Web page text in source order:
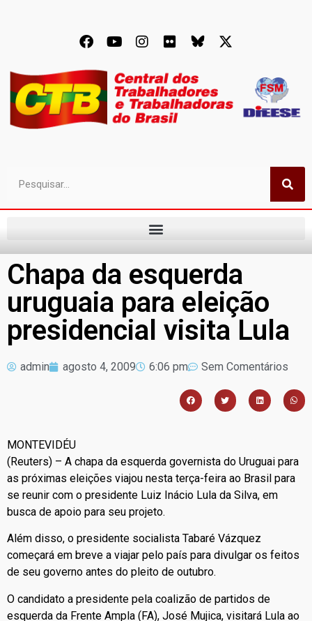
Chapa da esquerda
uruguaia para eleição
presidencial visita Lula
admin agosto 4, 2009 6:06 pm Sem Comentários
MONTEVIDÉU
(Reuters) – A chapa da esquerda governista do Uruguai para
as próximas eleições viajou nesta terça-feira ao Brasil para
se reunir com o presidente Luiz Inácio Lula da Silva, em
busca de apoio para seu projeto.
Além disso, o presidente socialista Tabaré Vázquez
começará em breve a viajar pelo país para divulgar os feitos
de seu governo antes do pleito de outubro.
O candidato a presidente pela coalizão de partidos de
esquerda da Frente Ampla (FA), José Mujica, visitará Lula ao